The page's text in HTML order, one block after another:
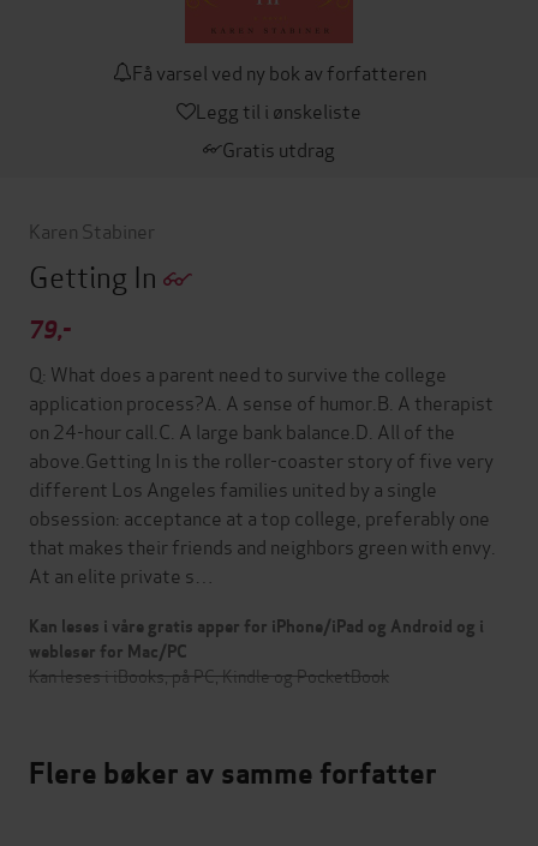
Få varsel ved ny bok av forfatteren
Legg til i ønskeliste
Gratis utdrag
Karen Stabiner
Getting In
79,-
Q: What does a parent need to survive the college
application process?A. A sense of humor.B. A therapist
on 24-hour call.C. A large bank balance.D. All of the
above.Getting In is the roller-coaster story of five very
different Los Angeles families united by a single
obsession: acceptance at a top college, preferably one
that makes their friends and neighbors green with envy.
At an elite private s…
Kan leses i våre gratis apper for iPhone/iPad og Android og i
webleser for Mac/PC
Kan leses i iBooks, på PC, Kindle og PocketBook
Flere bøker av samme forfatter